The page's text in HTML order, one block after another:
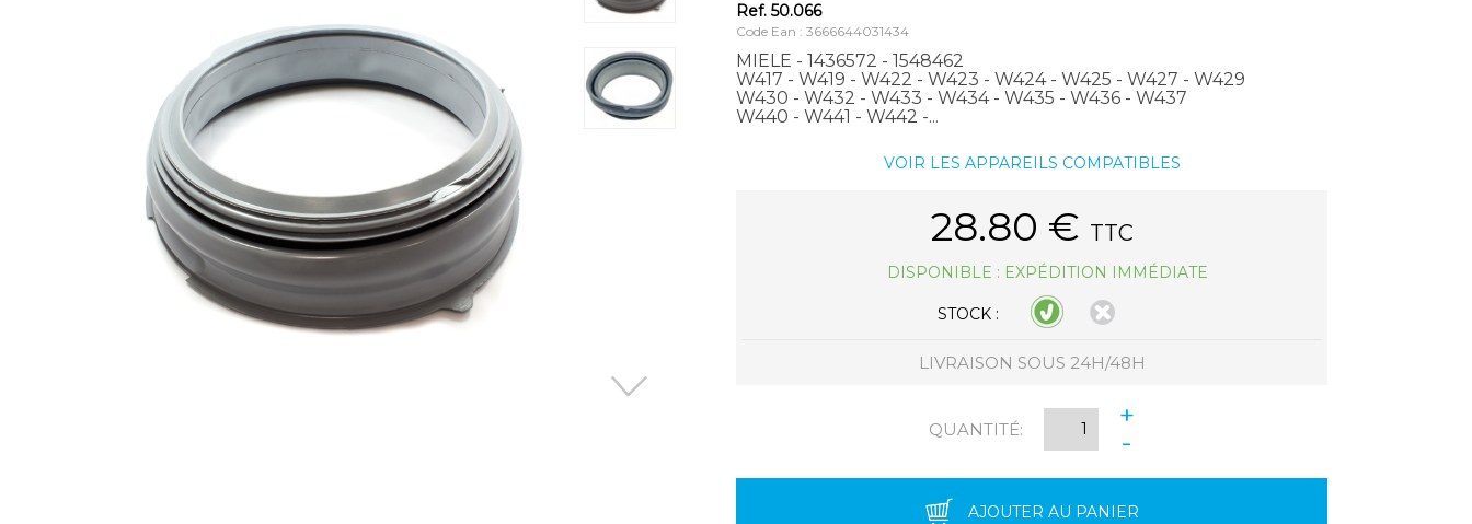
Ref. 50.066
Code Ean : 3666644031434
MIELE - 1436572 - 1548462
W417 - W419 - W422 - W423 - W424 - W425 - W427 - W429
W430 - W432 - W433 - W434 - W435 - W436 - W437
W440 - W441 - W442 -...
VOIR LES APPAREILS COMPATIBLES
28.80 € TTC
STOCK :
DISPONIBLE : EXPÉDITION IMMÉDIATE
LIVRAISON SOUS 24H/48H
QUANTITÉ:
+
-
AJOUTER AU PANIER